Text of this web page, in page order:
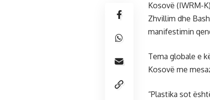
Kosovë (IWRM-
Zhvillim dhe
manifestimin
Tema globale e
Kosovë me
“Plastika sot